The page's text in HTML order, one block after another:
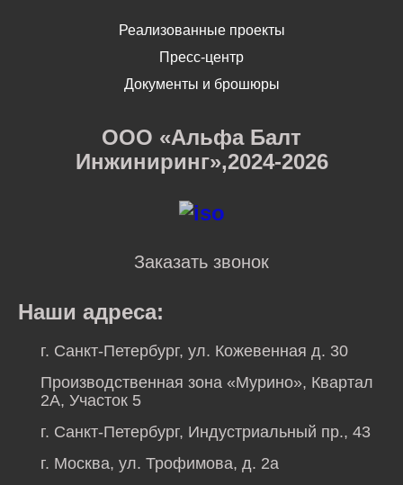
Реализованные проекты
Пресс-центр
Документы и брошюры
ООО «Альфа Балт
Инжиниринг»,2024-2026
Заказать звонок
Наши адреса:
г. Санкт-Петербург, ул. Кожевенная д. 30
Производственная зона «Мурино», Квартал
2А, Участок 5
г. Санкт-Петербург, Индустриальный пр., 43
г. Москва, ул. Трофимова, д. 2а